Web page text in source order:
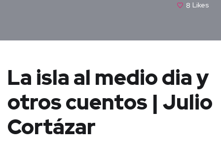
8 Likes
La isla al medio dia y
otros cuentos | Julio
Cortázar